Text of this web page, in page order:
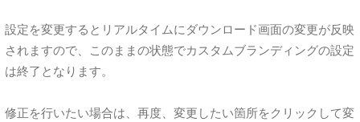
設定を変更するとリアルタイムにダウンロード画面の変更が反映
されますので、このままの状態でカスタムブランディングの設定
は終了となります。
修正を行いたい場合は、再度、変更したい箇所をクリックして変